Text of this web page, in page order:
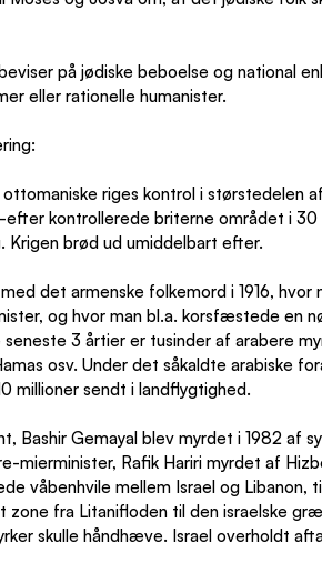
på jødiske beboelse og national
eller rationelle humanister.
riges kontrol i størstedelen
efter kontrollerede briterne området i 30
Krigen brød ud umiddelbart efter.
det armenske folkemord i 1916, hvor
og hvor man bl.a. korsfæstede en
3 årtier er tusinder af arabere
osv. Under det såkaldte arabiske
millioner sendt i landflygtighed.
Bashir Gemayal blev myrdet i 1982 af
mierminister, Rafik Hariri myrdet af
våbenhvile mellem Israel og Libanon,
zone fra Litanifloden til den israelske
skulle håndhæve. Israel overholdt